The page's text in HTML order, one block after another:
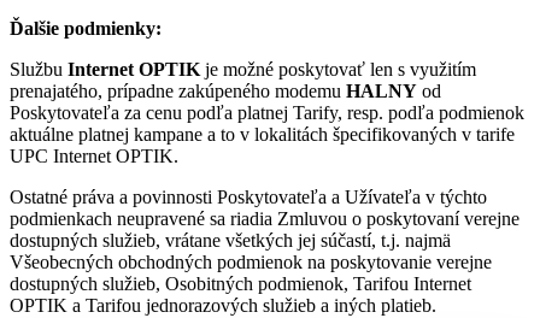
Ďalšie podmienky:
Službu Internet OPTIK je možné poskytovať len s využitím
prenajatého, prípadne zakúpeného modemu HALNY od
Poskytovateľa za cenu podľa platnej Tarify, resp. podľa podmienok
aktuálne platnej kampane a to v lokalitách špecifikovaných v tarife
UPC Internet OPTIK.
Ostatné práva a povinnosti Poskytovateľa a Užívateľa v týchto
podmienkach neupravené sa riadia Zmluvou o poskytovaní verejne
dostupných služieb, vrátane všetkých jej súčastí, t.j. najmä
Všeobecných obchodných podmienok na poskytovanie verejne
dostupných služieb, Osobitných podmienok, Tarifou Internet
OPTIK a Tarifou jednorazových služieb a iných platieb.